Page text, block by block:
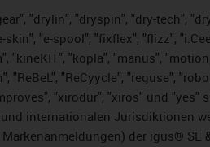
"drylin", "dryspin", "dry-tech",
"e-spool", "fixflex", "flizz",
"kineKIT", "kopla", "manus",
"ReCyycle", "reguse",
"xirodur", "xiros" und "yes"
internationalen Jurisdiktionen
der igus® SE